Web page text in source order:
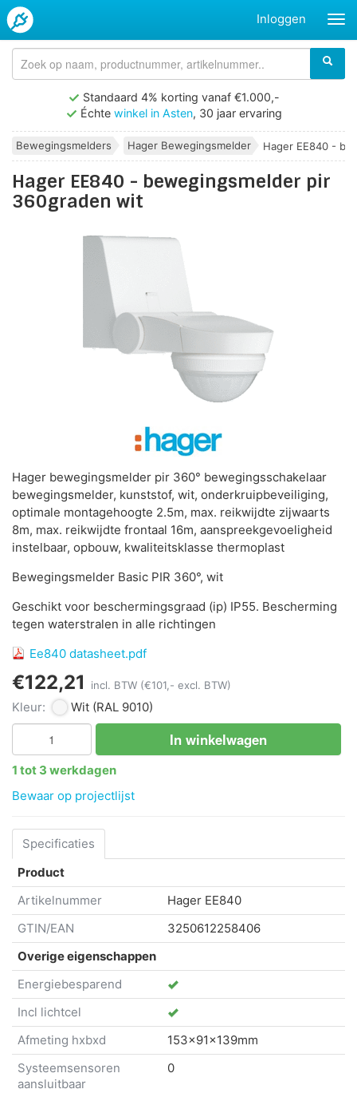
Inloggen
Standaard 4% korting vanaf €1.000,-
Échte winkel in Asten, 30 jaar ervaring
Bewegingsmelders Hager Bewegingsmelder Hager EE840 -
Hager EE840 - bewegingsmelder pir
360graden wit
Hager bewegingsmelder pir 360° bewegingsschakelaar
bewegingsmelder, kunststof, wit, onderkruipbeveiliging,
optimale montagehoogte 2.5m, max. reikwijdte zijwaarts
8m, max. reikwijdte frontaal 16m, aanspreekgevoeligheid
instelbaar, opbouw, kwaliteitsklasse thermoplast
Bewegingsmelder Basic PIR 360°, wit
Geschikt voor beschermingsgraad (ip) IP55. Bescherming
tegen waterstralen in alle richtingen
Ee840 datasheet.pdf
€122,21 incl. BTW (€101,- excl. BTW)
Kleur: Wit (RAL 9010)
In winkelwagen
1 tot 3 werkdagen
Bewaar op projectlijst
Specificaties
Product
Artikelnummer
Hager EE840
GTIN/EAN
3250612258406
Overige eigenschappen
Energiebesparend
Incl lichtcel
Afmeting hxbxd
153x91x139mm
Systeemsensoren
aansluitbaar
0